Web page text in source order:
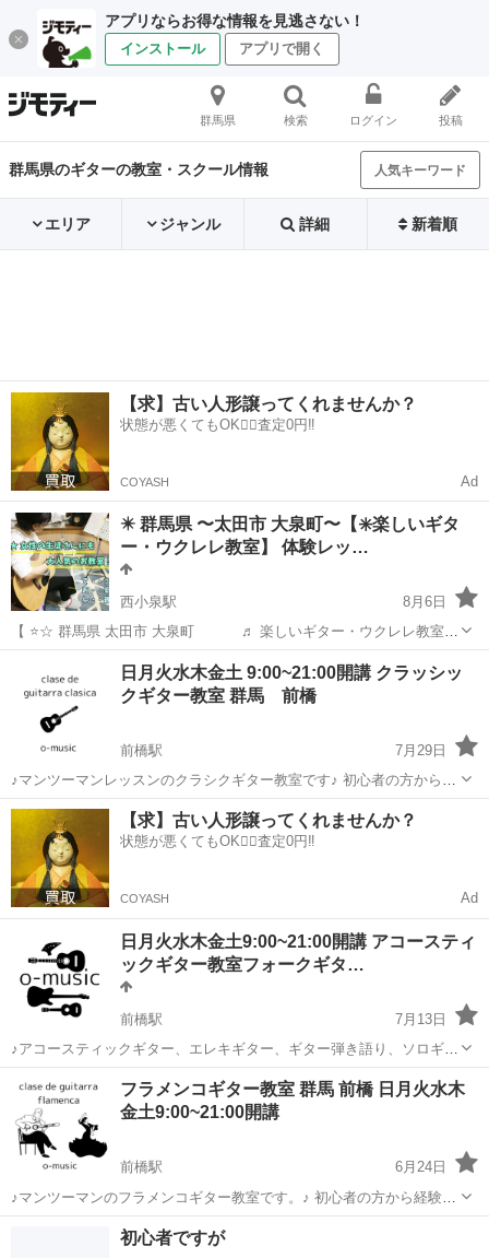
アプリならお得な情報を見逃さない！
インストール アプリで開く
群馬県 検索 ログイン 投稿
群馬県のギターの教室・スクール情報 人気キーワード
エリア ジャンル 詳細 新着順
【求】古い人形譲ってくれませんか？
状態が悪くてもOK🙆‍♀️査定0円‼️
COYASH Ad
✴️ 群馬県 〜太田市 大泉町〜【✳️楽しいギタ
ー・ウクレレ教室】 体験レッ…
西小泉駅
8月6日
【 ⭐️☆ 群馬県 太田市 大泉町 ♬ 楽しいギター・ウクレレ教室
☆☆ 】 (⭐️⭐️⭐️ ♪ 入会キャンぺーンを実施中 1レッスン3500円～（月3回
コース）) ♪ ご覧いただきありがとうご...
邑楽郡 西小泉駅 ギター レッスン
日月火水木金土 9:00~21:00開講 クラッシッ
クギター教室 群馬 前橋
前橋駅
7月29日
♪マンツーマンレッスンのクラシクギター教室です♪ 初心者の方から経
験者の方、男女年齢問わず、心から音楽を楽しんで頂くために、生徒
様一人一人の目標や想いに合わせたレッスンをご提供します。 「ギタ
ーを始めてみたけど、...
群馬 前橋市 前橋駅 ギター
【求】古い人形譲ってくれませんか？
状態が悪くてもOK🙆‍♀️査定0円‼️
COYASH Ad
日月火水木金土9:00~21:00開講 アコースティ
ックギター教室フォークギタ…
前橋駅
7月13日
♪アコースティックギター、エレキギター、ギター弾き語り、ソロギタ
ーなど マンツーマンレッスン・ペアレッスンの音楽教室です♪ 初心者
の方から経験者の方、男女年齢問わず、心から音楽を楽しんで頂くた
めに、生徒様一人一人の目...
ギター
フラメンコギター教室 群馬 前橋 日月火水木
金土9:00~21:00開講
前橋駅
6月24日
♪マンツーマンのフラメンコギター教室です。♪ 初心者の方から経験者
の方、男女年齢問わず、心から音楽を楽しんで頂くために、生徒様一
人一人の目標や想いに合わせたレッスンをご提供します。 「ギターを
前橋市 前橋駅 ギター
初心者ですが